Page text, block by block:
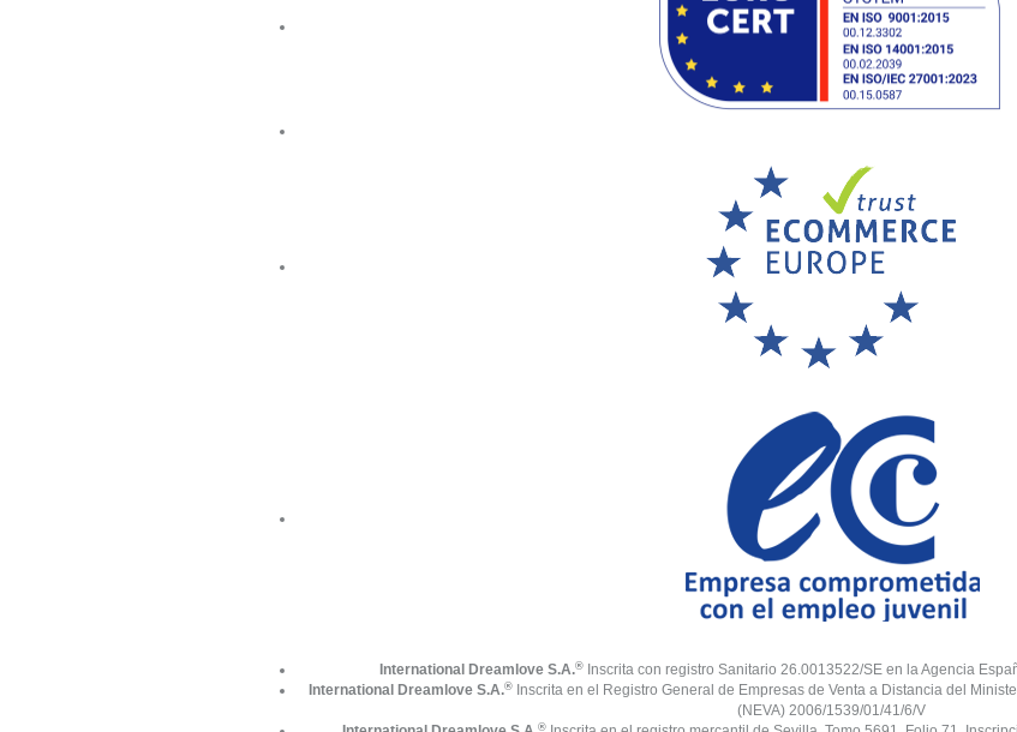
International Dreamlove S.A.®
Inscrita con registro Sanitario 26.0013522/SE en la Agencia
International Dreamlove S.A.® Inscrita en el Registro General de Empresas de Venta a Distancia del
(NEVA) 2006/1539/01/41/6/V
®